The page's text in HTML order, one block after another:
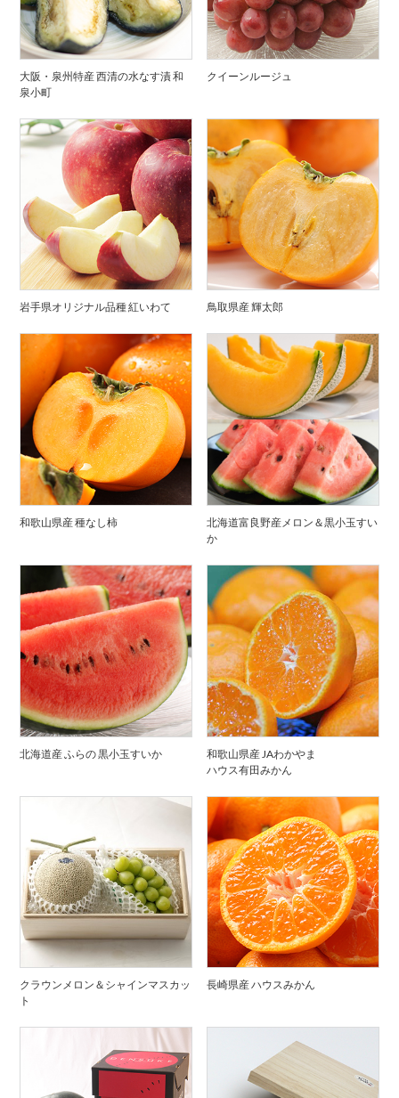
大阪・泉州特産 西清の水なす漬 和
泉小町
クイーンルージュ
岩手県オリジナル品種 紅いわて 鳥取県産 輝太郎
和歌山県産 種なし柿
北海道富良野産メロン＆黒小玉すい
か
北海道産 ふらの 黒小玉すいか
和歌山県産 JAわかやま
ハウス有田みかん
クラウンメロン＆シャインマスカッ
ト
長崎県産 ハウスみかん